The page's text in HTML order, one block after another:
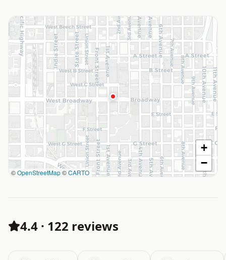
©OpenStreetMap©CARTO
+
−
4.4 · 122 reviews